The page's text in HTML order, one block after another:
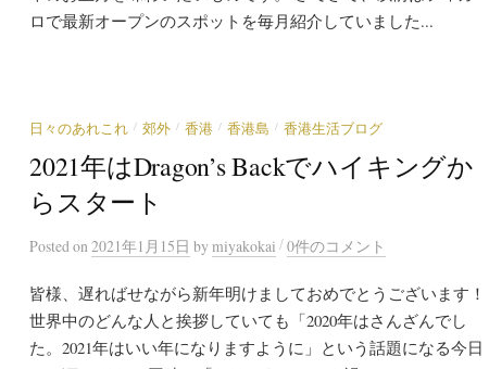
ロで最新オープンのスポットを毎月紹介していました...
日々のあれこれ / 郊外 / 香港 / 香港島 / 香港生活ブログ
2021年はDragon’s Backでハイキングか
らスタート
Posted on 2021年1月15日 by miyakokai /0件のコメント
皆様、遅ればせながら新年明けましておめでとうございます！
世界中のどんな人と挨拶していても「2020年はさんざんでし
た。2021年はいい年になりますように」という話題になる今日